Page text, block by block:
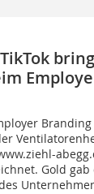
Gold gab